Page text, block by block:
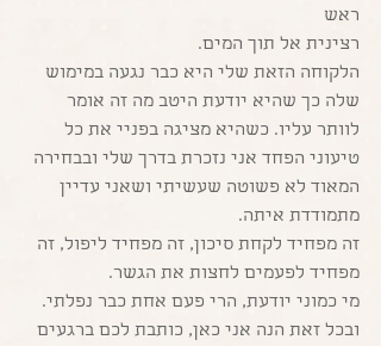
ראש
רצינית אל תוך המים.
הלקוחה הזאת שלי היא כבר נגעה במימוש
שלה כך שהיא יודעת היטב מה זה אומר
לוותר עליו. כשהיא מציגה בפניי את כל
טיעוני הפחד אני נזכרת בדרך שלי ובבחירה
המאוד לא פשוטה שעשיתי ושאני עדיין
מתמודדת איתה.
זה מפחיד לקחת סיכון, זה מפחיד ליפול, זה
מפחיד לפעמים לחצות את הגשר.
מי כמוני יודעת, הרי פעם אחת כבר נפלתי.
ובכל זאת הנה אני כאן, כותבת לכם ברגעים